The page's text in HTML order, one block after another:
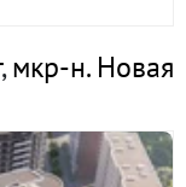
,мкр-н. Новая